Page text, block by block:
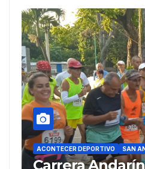
DEPORTIVO SAN ANTONIO DE LOS BAÑOS
Andarín Carvajal: